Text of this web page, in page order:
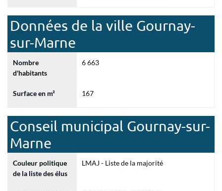
Données de la ville Gournay-
sur-Marne
Nombre
d'habitants
6 663
Surface en m² 167
Conseil municipal Gournay-sur-
Marne
Couleur politique
de la liste des élus
LMAJ - Liste de la majorité